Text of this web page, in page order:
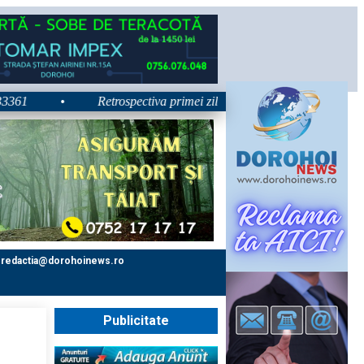
• Retrospectiva primei zile la Zilele Nordului 2026:
redactia@dorohoinews.ro
Publicitate